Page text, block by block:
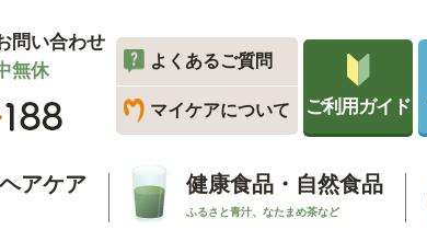
問い合わせ
無休 よくあるご質問
マイケアについて ご利用ガイド
アケア 健康食品・自然食品
ふるさと青汁、なたまめ茶など